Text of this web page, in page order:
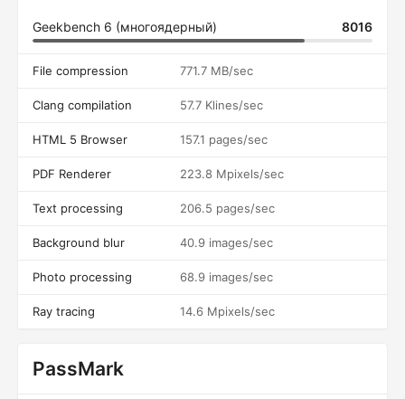
Geekbench 6 (многоядерный) 8016
File compression 771.7 MB/sec
Clang compilation 57.7 Klines/sec
HTML 5 Browser 157.1 pages/sec
PDF Renderer 223.8 Mpixels/sec
Text processing 206.5 pages/sec
Background blur 40.9 images/sec
Photo processing 68.9 images/sec
Ray tracing 14.6 Mpixels/sec
PassMark